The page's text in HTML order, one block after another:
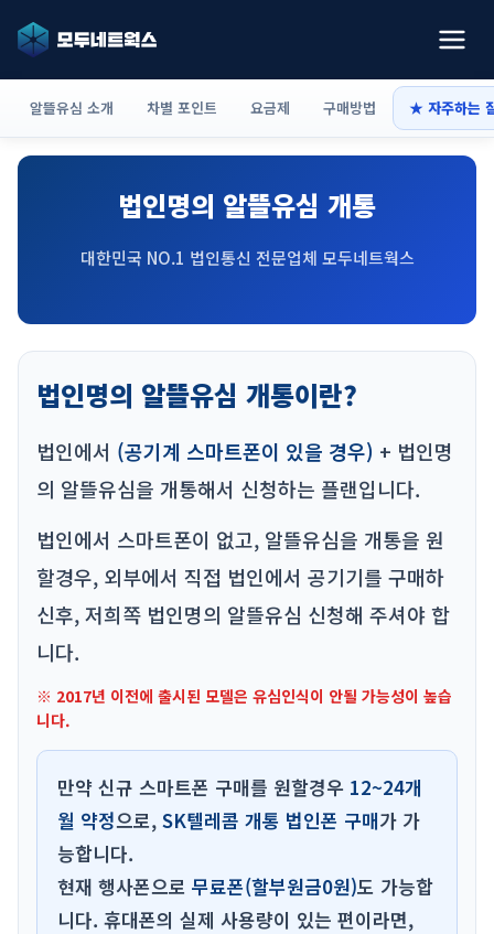
알뜰유심 소개 차별 포인트 요금제 구매방법 ★ 자주하는
법인명의 알뜰유심 개통
대한민국 NO.1 법인통신 전문업체 모두네트웍스
법인명의 알뜰유심 개통이란?
법인에서 (공기계 스마트폰이 있을 경우) + 법인명
의 알뜰유심을 개통해서 신청하는 플랜입니다.
법인에서 스마트폰이 없고, 알뜰유심을 개통을 원
할경우, 외부에서 직접 법인에서 공기기를 구매하
신후, 저희쪽 법인명의 알뜰유심 신청해 주셔야 합
니다.
※ 2017년 이전에 출시된 모델은 유심인식이 안될 가능성이 높습
니다.
만약 신규 스마트폰 구매를 원할경우 12~24개
월 약정으로, SK텔레콤 개통 법인폰 구매가 가
능합니다.
현재 행사폰으로 무료폰(할부원금0원)도 가능합
니다. 휴대폰의 실제 사용량이 있는 편이라면,